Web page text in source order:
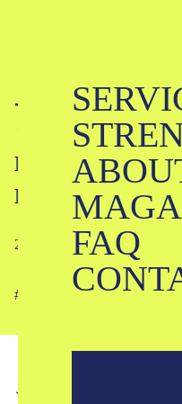
FAQ
ユニクロコラボ
うなの？｜
Mame
Mountaineering…
2022-05-05
# #### ##
こんにちは。ブランド古